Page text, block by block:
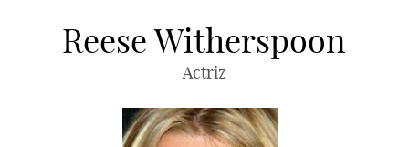
Reese Witherspoon
Actriz